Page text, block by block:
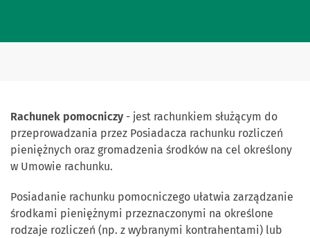
Rachunek pomocniczy - jest rachunkiem służącym do
przeprowadzania przez Posiadacza rachunku rozliczeń
pieniężnych oraz gromadzenia środków na cel określony
w Umowie rachunku.
Posiadanie rachunku pomocniczego ułatwia zarządzanie
środkami pieniężnymi przeznaczonymi na określone
rodzaje rozliczeń (np. z wybranymi kontrahentami) lub